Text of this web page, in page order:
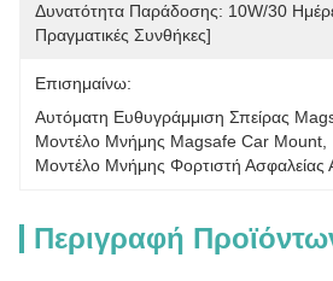
Δυνατότητα Παράδοσης: 10W/30
Πραγματικές Συνθήκες]
Επισημαίνω:
Αυτόματη Ευθυγράμμιση Σπείρας
Μοντέλο Μνήμης Magsafe Car Mount
Μοντέλο Μνήμης Φορτιστή Ασφαλείας
Περιγραφή